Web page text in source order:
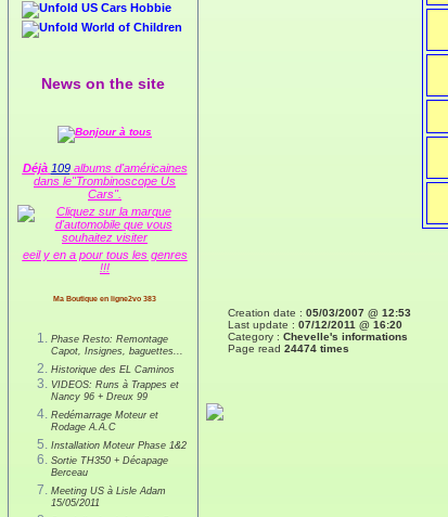
US Cars Hobbie
World of Children
News on the site
Déjà 109albums d'américaines
dans le"Trombinoscope Us
Cars".
eeil y en a pour tous les genres
!!!
Ma Boutique en ligne2vo 383
Phase Resto: Remontage
Capot, Insignes, baguettes...
Historique des EL Caminos
VIDEOS: Runs à Trappes et
Nancy 96 + Dreux 99
Redémarrage Moteur et
Rodage A.A.C
Installation Moteur Phase 1&2
Sortie TH350 + Décapage
Berceau
Meeting US à Lisle Adam
15/05/2011
Creation date : 05/03/2007 @ 12:53
Last update : 07/12/2011 @ 16:20
Category : Chevelle's informations
Page read 24474 times